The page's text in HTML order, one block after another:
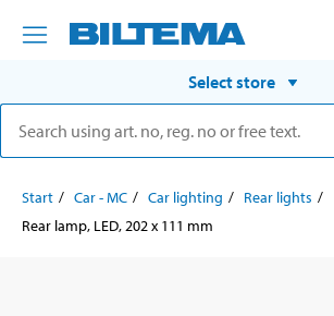
Select store
Start Car - MC Car lighting
Rear lights
Rear lamp, LED, 202 x 111 mm